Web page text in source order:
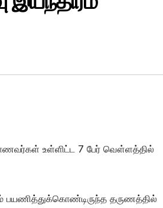
மாணவர்கள் உள்ளிட்ட 7 பேர் வௌ்ளத்தில்
பயணித்துக்கொண்டிருந்த தருணத்தில்